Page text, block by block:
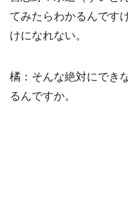
てみたらわかるんです
けになれない。
橘：そんな絶対にでき
るんですか。